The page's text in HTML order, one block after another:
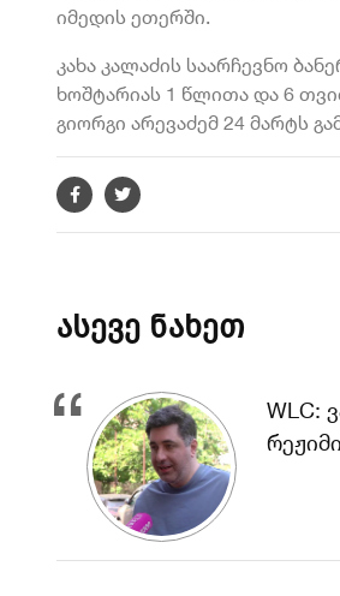
იმედის ეთერში.
კახა კალაძის საარჩევნო
ხოშტარიას 1 წლითა და 6
გიორგი არევაძემ 24 მარტს
ასევე ნახეთ
WLC: